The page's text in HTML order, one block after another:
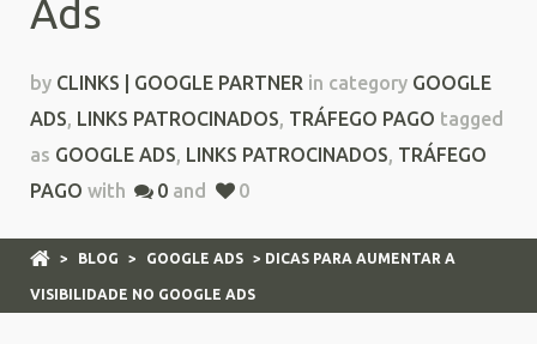
Ads
by CLINKS | GOOGLE PARTNER in category GOOGLE
ADS, LINKS PATROCINADOS, TRÁFEGO PAGO tagged
as GOOGLE ADS, LINKS PATROCINADOS, TRÁFEGO
PAGO with 0 and 0
> BLOG > GOOGLE ADS > DICAS PARA AUMENTAR A
VISIBILIDADE NO GOOGLE ADS